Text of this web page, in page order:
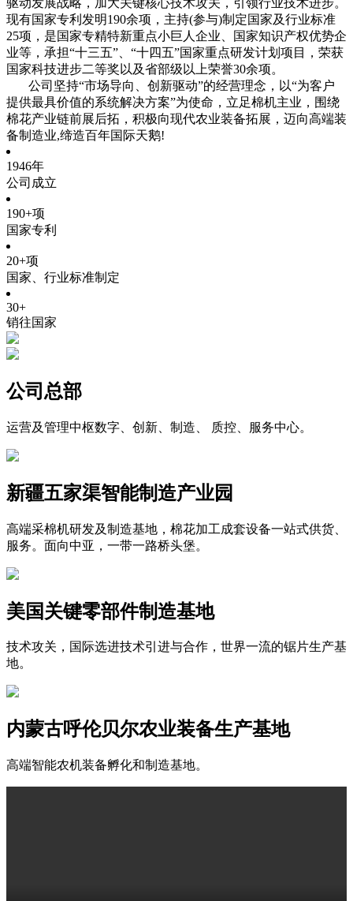
驱动发展战略，加大关键核心技术攻关，引领行业技术进步。
现有国家专利发明190余项，主持(参与)制定国家及行业标准
25项，是国家专精特新重点小巨人企业、国家知识产权优势企
业等，承担“十三五”、“十四五”国家重点研发计划项目，荣获
国家科技进步二等奖以及省部级以上荣誉30余项。
公司坚持“市场导向、创新驱动”的经营理念，以“为客户
提供最具价值的系统解决方案”为使命，立足棉机主业，围绕
棉花产业链前展后拓，积极向现代农业装备拓展，迈向高端装
备制造业,缔造百年国际天鹅!
1946年
公司成立
190+项
国家专利
20+项
国家、行业标准制定
30+
销往国家
公司总部
运营及管理中枢数字、创新、制造、 质控、服务中心。
新疆五家渠智能制造产业园
高端采棉机研发及制造基地，棉花加工成套设备一站式供货、
服务。面向中亚，一带一路桥头堡。
美国关键零部件制造基地
技术攻关，国际选进技术引进与合作，世界一流的锯片生产基
地。
内蒙古呼伦贝尔农业装备生产基地
高端智能农机装备孵化和制造基地。